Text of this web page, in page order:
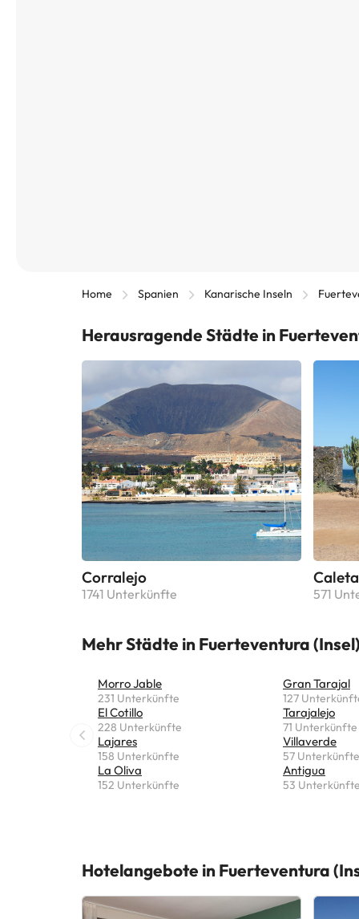
Home Spanien Kanarische Inseln
Herausragende Städte in
Corralejo
1741 Unterkünfte 571
Mehr Städte in Fuerteventura (Insel)
Morro Jable
231 Unterkünfte
El Cotillo
228 Unterkünfte
Lajares
158 Unterkünfte
La Oliva
152 Unterkünfte
Gran Tarajal
127
Tarajalejo
71 Unterkünfte
Villaverde
57 Unterkünfte
Antigua
53 Unterkünfte
Hotelangebote in Fuerteventura